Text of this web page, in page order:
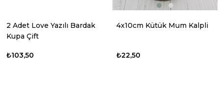
2 Adet Love Yazılı Bardak
Kupa Çift
₺103,50
4x10cm Kütük Mum Kalpli
₺22,50